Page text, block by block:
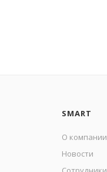
SMART
О компании
Новости